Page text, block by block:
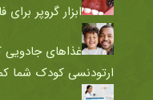
ابزار گروپر
غذاهای
ارتودنسی کودک شما